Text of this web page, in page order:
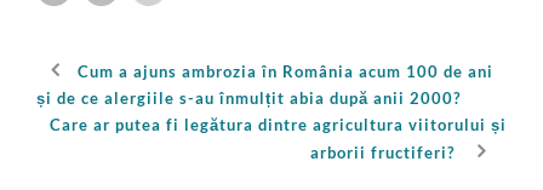
Cum a ajuns ambrozia în România acum 100 de ani
și de ce alergiile s-au înmulțit abia după anii 2000?
Care ar putea fi legătura dintre agricultura viitorului și
arborii fructiferi?